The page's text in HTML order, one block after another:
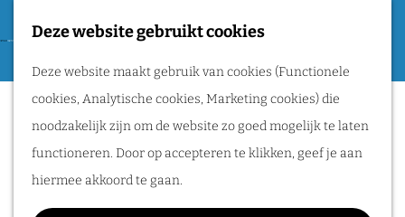
Deze website gebruikt cookies
Deze website maakt gebruik van cookies (Functionele
cookies, Analytische cookies, Marketing cookies) die
noodzakelijk zijn om de website zo goed mogelijk te laten
functioneren. Door op accepteren te klikken, geef je aan
hiermee akkoord te gaan.
a
F
a
v
o
r
i
e
M
e
n
u
Routes
Wandelen
Fietsen
Routeplanner